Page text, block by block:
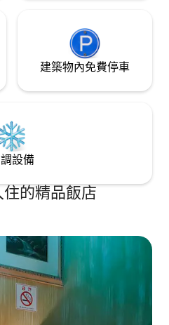
收取 2 萬韓
，如果您要求
韓元。 我
@ 牙刷 X 浴
建築物內免費停車
設備
的精品飯店